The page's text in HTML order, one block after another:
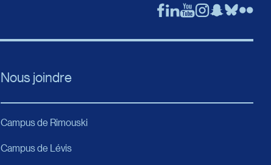
Nous joindre
Campus de Rimouski
Campus de Lévis